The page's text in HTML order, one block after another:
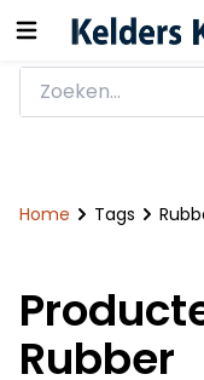
Home Tags
Rubber